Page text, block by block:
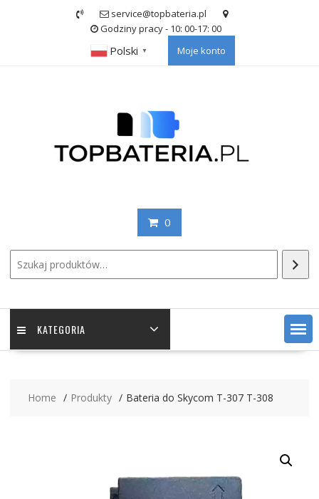
service@topbateria.pl
Godziny pracy - 10: 00-17: 00
Polski ▼ Moje konto
0
KATEGORIA
Home Produkty Bateria do Skycom T-307 T-308